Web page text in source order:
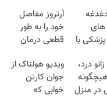
های
با
آرتروز مفاصل
خود را به طور
قطعی درمان
◗پرسش‌نامه◖
درد،
در منزل
ویدیو هولناک از
جوان کارتن
خوابی که